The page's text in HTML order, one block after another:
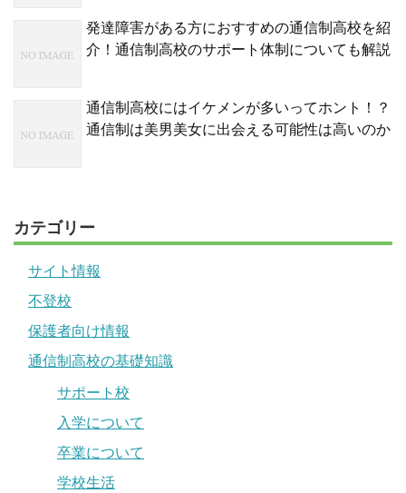
発達障害がある方におすすめの通信制高校を紹
介！通信制高校のサポート体制についても解説
通信制高校にはイケメンが多いってホント！？
通信制は美男美女に出会える可能性は高いのか
カテゴリー
サイト情報
不登校
保護者向け情報
通信制高校の基礎知識
サポート校
入学について
卒業について
学校生活